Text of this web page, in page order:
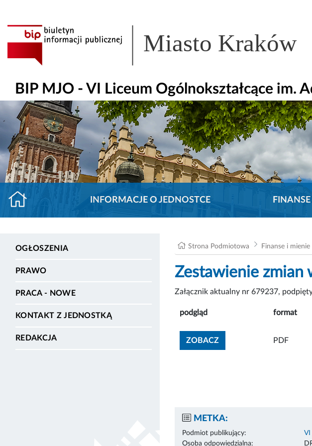
Miasto Kraków
BIP MJO - VI Liceum Ogólnokształcące im.
INFORMACJE O JEDNOSTCE
OGŁOSZENIA
PRAWO
PRACA - NOWE
KONTAKT Z JEDNOSTKĄ
REDAKCJA
Strona Podmiotowa Finanse i mienie
Zestawienie zmian
Załącznik aktualny nr 679237,
podgląd format
ZOBACZZOBACZ ZAŁĄCZNIK
PDF
METKA:
Podmiot publikujący:
VI
Osoba odpowiedzialna: